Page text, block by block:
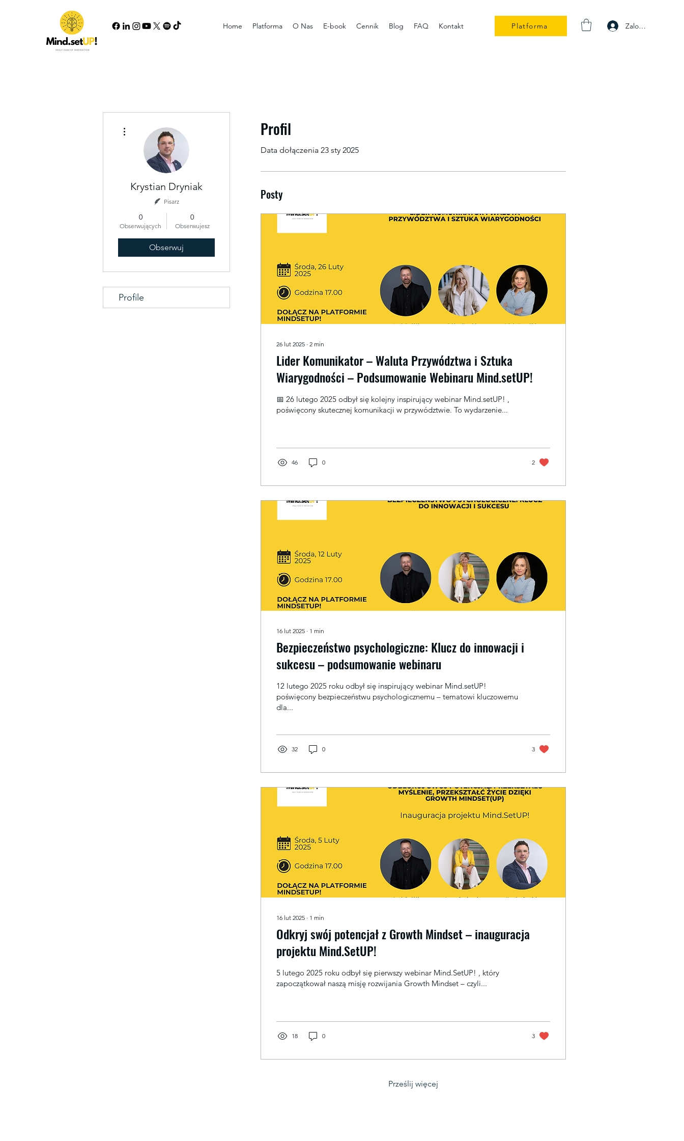
Home Platforma O Nas E-book Cennik Blog FAQ Kontakt Platforma Zaloguj się
Profil
Data dołączenia 23 sty 2025
Posty
26 lut 2025 ∙ 2 min
Lider Komunikator – Waluta Przywództwa i Sztuka
Wiarygodności – Podsumowanie Webinaru Mind.setUP!
📅 26 lutego 2025 odbył się kolejny inspirujący webinar Mind.setUP! ,
poświęcony skutecznej komunikacji w przywództwie. To wydarzenie...
46 0 2
16 lut 2025 ∙ 1 min
Bezpieczeństwo psychologiczne: Klucz do innowacji i
sukcesu – podsumowanie webinaru
12 lutego 2025 roku odbył się inspirujący webinar Mind.setUP!
poświęcony bezpieczeństwu psychologicznemu – tematowi kluczowemu
dla...
32 0 3
16 lut 2025 ∙ 1 min
Odkryj swój potencjał z Growth Mindset – inauguracja
projektu Mind.SetUP!
5 lutego 2025 roku odbył się pierwszy webinar Mind.SetUP! , który
zapoczątkował naszą misję rozwijania Growth Mindset – czyli...
18 0 3
Prześlij więcej
Krystian Dryniak
Pisarz
0
Obserwujących
0
Obserwujesz
Obserwuj
Profile